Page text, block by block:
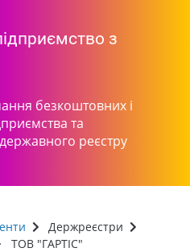
з
безкоштовних і
та
державного реєстру
Держреєстри
ТОВ "ГАРТІС"